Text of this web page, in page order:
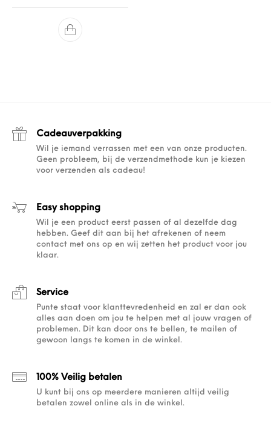
Cadeauverpakking
Wil je iemand verrassen met een van onze producten.
Geen probleem, bij de verzendmethode kun je kiezen
voor verzenden als cadeau!
Easy shopping
Wil je een product eerst passen of al dezelfde dag
hebben. Geef dit aan bij het afrekenen of neem
contact met ons op en wij zetten het product voor jou
klaar.
Service
Punte staat voor klanttevredenheid en zal er dan ook
alles aan doen om jou te helpen met al jouw vragen of
problemen. Dit kan door ons te bellen, te mailen of
gewoon langs te komen in de winkel.
100% Veilig betalen
U kunt bij ons op meerdere manieren altijd veilig
betalen zowel online als in de winkel.